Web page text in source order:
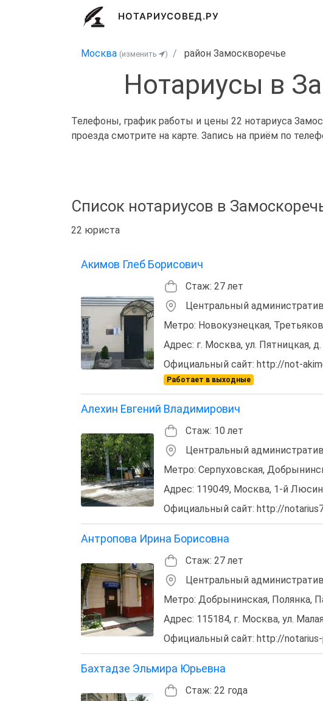
НОТАРИУСОВЕД.РУ
Москва (изменить ) район Замоскворечье
Нотариусы в
Телефоны, график работы и цены 22 нотариуса
проезда смотрите на карте. Запись на приём по
Список нотариусов в
22 юриста
Акимов Глеб Борисович
Стаж: 27 лет
Центральный
Метро: Новокузнецкая,
Адрес: г. Москва, ул. Пятницкая,
Официальный сайт: http://not-
Работает в выходные
Алехин Евгений Владимирович
Стаж: 10 лет
Центральный
Метро: Серпуховская,
Адрес: 119049, Москва, 1-й
Официальный сайт: http://
Антропова Ирина Борисовна
Стаж: 27 лет
Центральный
Метро: Добрынинская, Полянка,
Адрес: 115184, г. Москва, ул.
Официальный сайт: http://notarius-
Бахтадзе Эльмира Юрьевна
Стаж: 22 года